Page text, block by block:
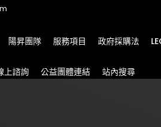
陽昇團隊 服務項目 政府採購法
上諮詢 公益團體連結 站內搜尋